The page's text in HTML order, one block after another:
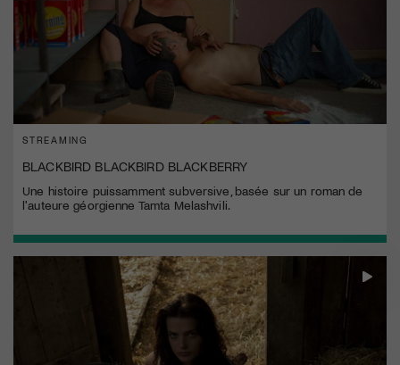
STREAMING
BLACKBIRD BLACKBIRD BLACKBERRY
Une histoire puissamment subversive, basée sur un roman de
l'auteure géorgienne Tamta Melashvili.